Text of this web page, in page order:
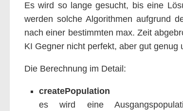
Es wird so lange gesucht, bis eine
werden solche Algorithmen aufgrund
nach einer bestimmten max. Zeit
KI Gegner nicht perfekt, aber gut genug
Die Berechnung im Detail:
createPopulation
es wird eine